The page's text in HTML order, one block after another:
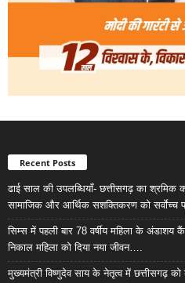
Recent Posts
ढाई साल की उपलब्धियाँ- छत्तीसगढ़ का
सामाजिक और आर्थिक सशक्तिकरण को सर्वाेच्च
सिम्स में पहली बार 78 वर्षीय महिला के
निकाल महिला को दिया नया जीवन….
मुख्यमंत्री विष्णुदेव साय के नेतृत्व में छत्तीसगढ़